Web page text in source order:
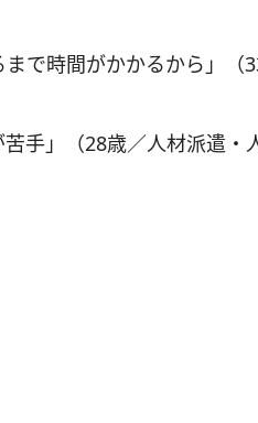
で時間がかかるから」（
手」（28歳／人材派遣・